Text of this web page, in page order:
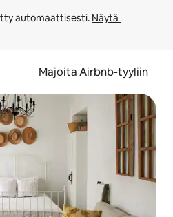
automaattisesti. Näytä
Majoita Airbnb-tyyliin